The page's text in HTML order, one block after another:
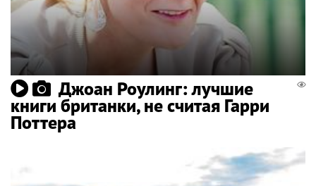
Джоан Роулинг: лучшие
книги британки, не считая Гарри
Поттера